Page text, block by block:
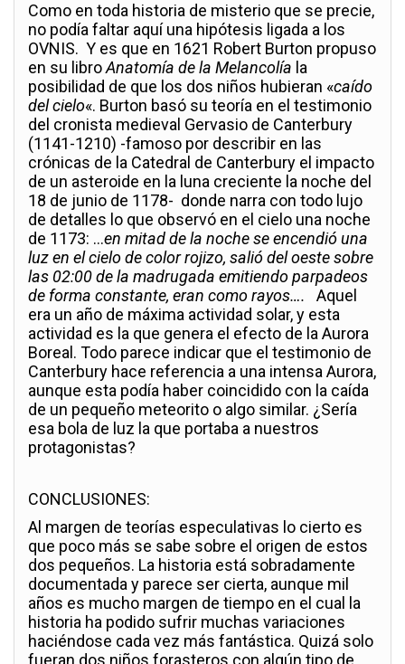
Como en toda historia de misterio que se precie,
no podía faltar aquí una hipótesis ligada a los
OVNIS. Y es que en 1621 Robert Burton propuso
en su libroAnatomía de la Melancolía la
posibilidad de que los dos niños hubieran «caído
del cielo«. Burton basó su teoría en el testimonio
del cronista medieval Gervasio de Canterbury
(1141-1210) -famoso por describir en las
crónicas de la Catedral de Canterbury el impacto
de un asteroide en la luna creciente la noche del
18 de junio de 1178- donde narra con todo lujo
de detalles lo que observó en el cielo una noche
de 1173: …en mitad de la noche se encendió una
luz en el cielo de color rojizo, salió del oeste sobre
las 02:00 de la madrugada emitiendo parpadeos
de forma constante, eran como rayos….
Aquel
era un año de máxima actividad solar, y esta
actividad es la que genera el efecto de la Aurora
Boreal. Todo parece indicar que el testimonio de
Canterbury hace referencia a una intensa Aurora,
aunque esta podía haber coincidido con la caída
de un pequeño meteorito o algo similar. ¿Sería
esa bola de luz la que portaba a nuestros
protagonistas?
CONCLUSIONES:
Al margen de teorías especulativas lo cierto es
que poco más se sabe sobre el origen de estos
dos pequeños. La historia está sobradamente
documentada y parece ser cierta, aunque mil
años es mucho margen de tiempo en el cual la
historia ha podido sufrir muchas variaciones
haciéndose cada vez más fantástica. Quizá solo
fueran dos niños forasteros con algún tipo de